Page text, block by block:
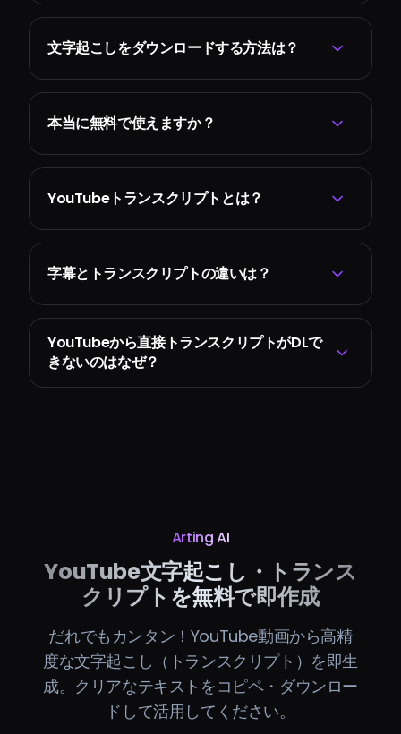
文字起こしをダウンロードする方法は？
本当に無料で使えますか？
YouTubeトランスクリプトとは？
字幕とトランスクリプトの違いは？
YouTubeから直接トランスクリプトがDLで
きないのはなぜ？
Arting AI
YouTube文字起こし・トランス
クリプトを無料で即作成
だれでもカンタン！YouTube動画から高精
度な文字起こし（トランスクリプト）を即生
成。クリアなテキストをコピペ・ダウンロー
ドして活用してください。